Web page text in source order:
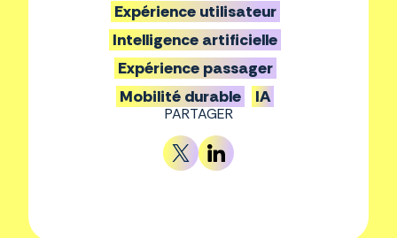
Expérience utilisateur
Intelligence artificielle
Expérience passager
Mobilité durable
IA
PARTAGER